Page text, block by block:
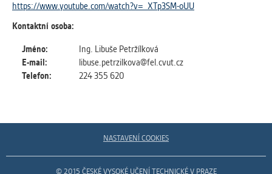
https://www.youtube.com/watch?v=_XTp3SM-oUU
Kontaktní osoba:
Jméno:
Ing. Libuše Petržílková
E-mail:
libuse.petrzilkova@fel.cvut.cz
Telefon:
224 355 620
NASTAVENÍ COOKIES
© 2015 ČESKÉ VYSOKÉ UČENÍ TECHNICKÉ V PRAZE